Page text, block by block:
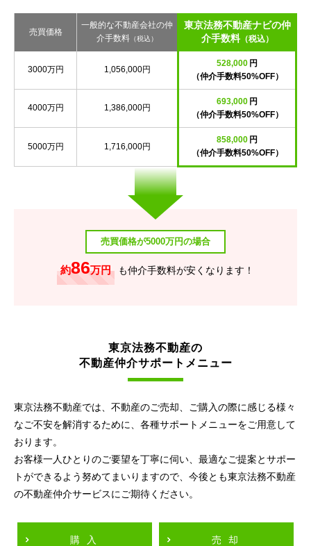
売買価格
一般的な不動産会社の仲
介手数料 （税込）
東京法務不動産ナビの仲
介手数料（税込）
3000万円 1,056,000円
528,000 円
（仲介手数料50%OFF）
4000万円 1,386,000円
693,000 円
（仲介手数料50%OFF）
5000万円 1,716,000円
858,000 円
（仲介手数料50%OFF）
売買価格が5000万円の場合
約86万円 も仲介手数料が安くなります！
東京法務不動産の
不動産仲介サポートメニュー
東京法務不動産では、不動産のご売却、ご購入の際に感じる様々
なご不安を解消するために、各種サポートメニューをご用意して
おります。
お客様一人ひとりのご要望を丁寧に伺い、最適なご提案とサポー
トができるよう努めてまいりますので、今後とも東京法務不動産
の不動産仲介サービスにご期待ください。
購入 売却